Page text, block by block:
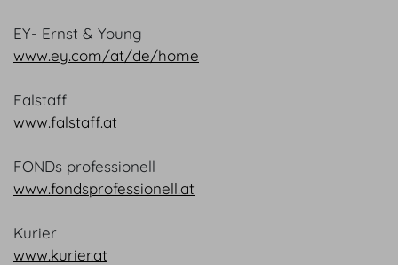
EY- Ernst & Young
www.ey.com/at/de/home
Falstaff
www.falstaff.at
FONDs professionell
www.fondsprofessionell.at
Kurier
www.kurier.at